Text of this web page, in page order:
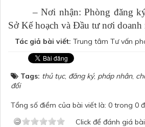
– Nơi nhận: Phòng đăng
Sở Kế hoạch và Đầu tư nơi doanh
Tác giả bài viết: Trung tâm Tư vấn
Tags: thủ tục, đăng ký, pháp nhân,
đổi
Tổng số điểm của bài viết là: 0 trong 0
Click để đánh giá